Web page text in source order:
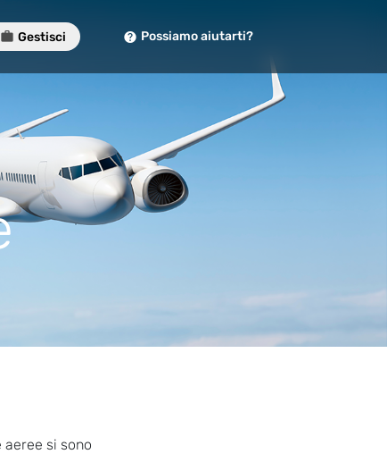
Gestisci Possiamo aiutarti?
si sono